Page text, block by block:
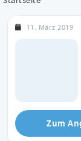
11. März 2019
Zum